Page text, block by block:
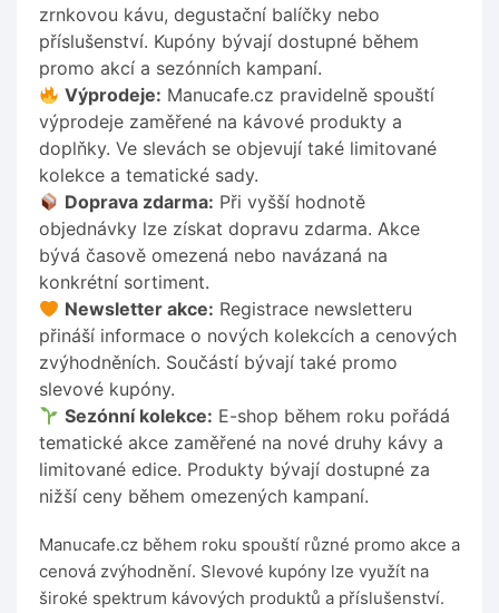
zrnkovou kávu, degustační balíčky nebo
příslušenství. Kupóny bývají dostupné během
promo akcí a sezónních kampaní.
Výprodeje: Manucafe.cz pravidelně spouští
výprodeje zaměřené na kávové produkty a
doplňky. Ve slevách se objevují také limitované
kolekce a tematické sady.
Doprava zdarma: Při vyšší hodnotě
objednávky lze získat dopravu zdarma. Akce
bývá časově omezená nebo navázaná na
konkrétní sortiment.
Newsletter akce: Registrace newsletteru
přináší informace o nových kolekcích a cenových
zvýhodněních. Součástí bývají také promo
slevové kupóny.
Sezónní kolekce: E-shop během roku pořádá
tematické akce zaměřené na nové druhy kávy a
limitované edice. Produkty bývají dostupné za
nižší ceny během omezených kampaní.
Manucafe.cz během roku spouští různé promo akce a
cenová zvýhodnění. Slevové kupóny lze využít na
široké spektrum kávových produktů a příslušenství.